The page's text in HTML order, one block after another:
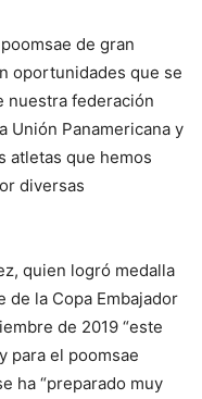
de gran
oportunidades que se
nuestra federación
Unión Panamericana y
atletas que hemos
diversas
quien logró medalla
de la Copa Embajador
de 2019 “este
para el poomsae
ha “preparado muy